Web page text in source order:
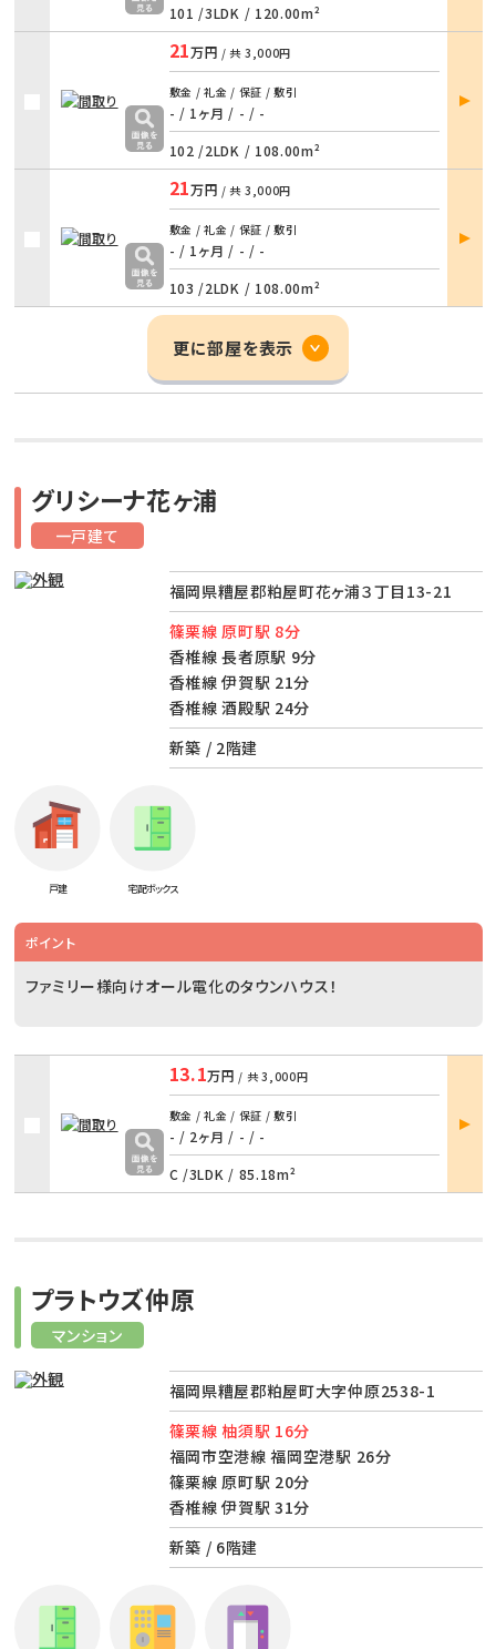
101 /3LDK / 120.00m²
21万円 / 共 3,000円
敷金 / 礼金 / 保証 / 敷引
- / 1ヶ月 / - / -
102 /2LDK / 108.00m²
部屋
詳細
21万円 / 共 3,000円
敷金 / 礼金 / 保証 / 敷引
- / 1ヶ月 / - / -
103 /2LDK / 108.00m²
部屋
詳細
更に部屋を表示
一戸建て
グリシーナ花ヶ浦
福岡県糟屋郡粕屋町花ヶ浦３丁目13-21
篠栗線 原町駅 8分
香椎線 長者原駅 9分
香椎線 伊賀駅 21分
香椎線 酒殿駅 24分
新築 / 2階建
戸建 宅配ボックス
ポイント
ファミリー様向けオール電化のタウンハウス！
13.1万円 / 共3,000円
敷金 / 礼金 / 保証 / 敷引
- / 2ヶ月 / - / -
C /3LDK / 85.18m²
部屋
詳細
マンション
プラトウズ仲原
福岡県糟屋郡粕屋町大字仲原2538-1
篠栗線 柚須駅 16分
福岡市空港線 福岡空港駅 26分
篠栗線 原町駅 20分
香椎線 伊賀駅 31分
新築 / 6階建